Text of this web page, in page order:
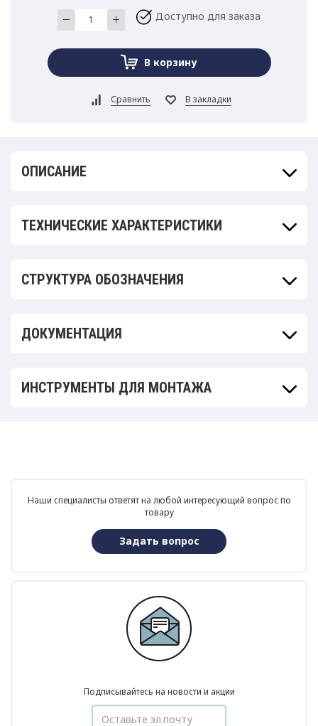
Доступно для заказа
ОПИСАНИЕ
ТЕХНИЧЕСКИЕ ХАРАКТЕРИСТИКИ
СТРУКТУРА ОБОЗНАЧЕНИЯ
ДОКУМЕНТАЦИЯ
ИНСТРУМЕНТЫ ДЛЯ МОНТАЖА
Наши специалисты ответят на любой интересующий вопрос по
товару
Задать вопрос
Подписывайтесь на новости и акции